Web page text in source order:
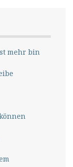
mehr bin